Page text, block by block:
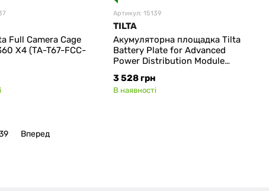
Full Camera Cage
X4 (TA-T67-FCC-
Артикул: 15139
TILTA
Акумуляторна площадка Tilta
Battery Plate for Advanced
Power Distribution Module
APV2)
3 528 грн
В наявності
Вперед